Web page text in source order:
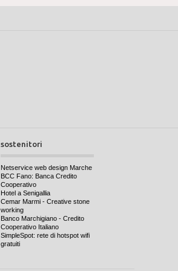
sostenitori
Netservice web design Marche
BCC Fano: Banca Credito
Cooperativo
Hotel a Senigallia
Cemar Marmi - Creative stone
working
Banco Marchigiano - Credito
Cooperativo Italiano
SimpleSpot: rete di hotspot wifi
gratuiti